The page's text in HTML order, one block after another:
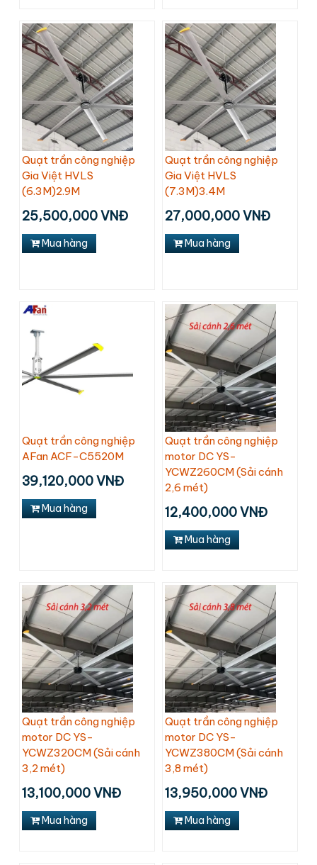
Quạt trần công nghiệp
Gia Việt HVLS
(6.3M)2.9M
25,500,000 VNĐ
Mua hàng
Quạt trần công nghiệp
Gia Việt HVLS
(7.3M)3.4M
27,000,000 VNĐ
Mua hàng
Quạt trần công nghiệp
AFan ACF-C5520M
39,120,000 VNĐ
Mua hàng
Quạt trần công nghiệp
motor DC YS-
YCWZ260CM (Sải cánh
2,6 mét)
12,400,000 VNĐ
Mua hàng
Quạt trần công nghiệp
motor DC YS-
YCWZ320CM (Sải cánh
3,2 mét)
13,100,000 VNĐ
Mua hàng
Quạt trần công nghiệp
motor DC YS-
YCWZ380CM (Sải cánh
3,8 mét)
13,950,000 VNĐ
Mua hàng